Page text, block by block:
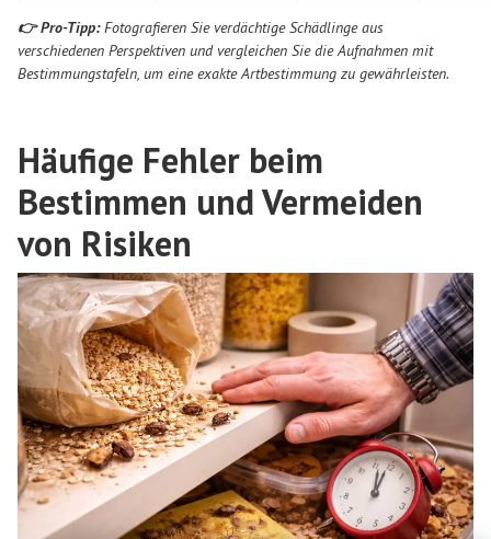
👉 Pro-Tipp: Fotografieren Sie verdächtige Schädlinge aus
verschiedenen Perspektiven und vergleichen Sie die Aufnahmen mit
Bestimmungstafeln, um eine exakte Artbestimmung zu gewährleisten.
Häufige Fehler beim
Bestimmen und Vermeiden
von Risiken